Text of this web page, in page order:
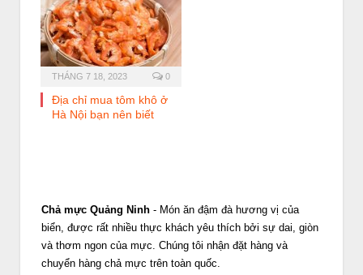
THÁNG 7 18, 2023 0
Địa chỉ mua tôm khô ở
Hà Nội bạn nên biết
Chả mực Quảng Ninh - Món ăn đậm đà hương vị của
biển, được rất nhiều thực khách yêu thích bởi sự dai, giòn
và thơm ngon của mực. Chúng tôi nhận đặt hàng và
chuyển hàng chả mực trên toàn quốc.